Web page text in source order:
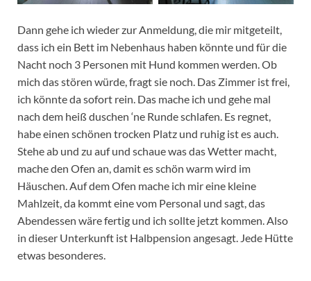
Dann gehe ich wieder zur Anmeldung, die mir mitgeteilt,
dass ich ein Bett im Nebenhaus haben könnte und für die
Nacht noch 3 Personen mit Hund kommen werden. Ob
mich das stören würde, fragt sie noch. Das Zimmer ist frei,
ich könnte da sofort rein. Das mache ich und gehe mal
nach dem heiß duschen ‘ne Runde schlafen. Es regnet,
habe einen schönen trocken Platz und ruhig ist es auch.
Stehe ab und zu auf und schaue was das Wetter macht,
mache den Ofen an, damit es schön warm wird im
Häuschen. Auf dem Ofen mache ich mir eine kleine
Mahlzeit, da kommt eine vom Personal und sagt, das
Abendessen wäre fertig und ich sollte jetzt kommen. Also
in dieser Unterkunft ist Halbpension angesagt. Jede Hütte
etwas besonderes.